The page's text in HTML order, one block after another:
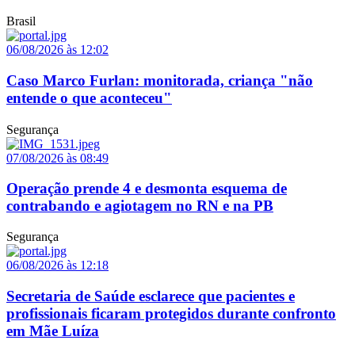
Brasil
06/08/2026 às 12:02
Caso Marco Furlan: monitorada, criança "não
entende o que aconteceu"
Segurança
07/08/2026 às 08:49
Operação prende 4 e desmonta esquema de
contrabando e agiotagem no RN e na PB
Segurança
06/08/2026 às 12:18
Secretaria de Saúde esclarece que pacientes e
profissionais ficaram protegidos durante confronto
em Mãe Luíza